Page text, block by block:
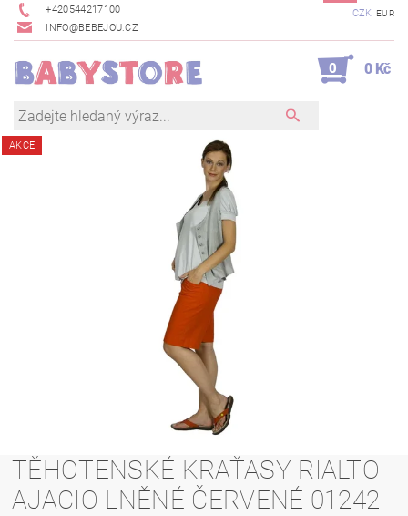
+420544217100
INFO@BEBEJOU.CZ
CZK EUR
0 0 Kč
AKCE
TĚHOTENSKÉ KRAŤASY RIALTO
AJACIO LNĚNÉ ČERVENÉ 01242